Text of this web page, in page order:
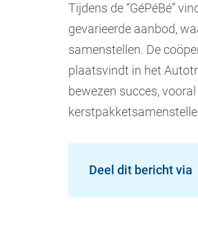
Tijdens de “GéPéBé”
gevarieerde aanbod,
samenstellen. De
plaatsvindt in het
bewezen succes,
Deel dit bericht via